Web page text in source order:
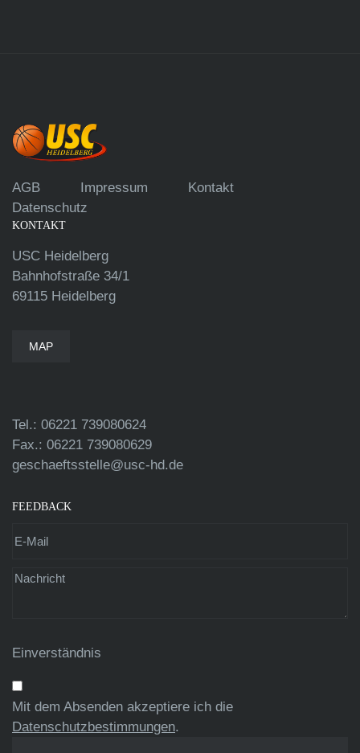
AGB Impressum
Kontakt
Datenschutz
KONTAKT
USC Heidelberg
Bahnhofstraße 34/1
69115 Heidelberg
MAP
Tel.: 06221 739080624
Fax.: 06221 739080629
geschaeftsstelle@usc-hd.de
FEEDBACK
Einverständnis
Mit dem Absenden akzeptiere ich die
Datenschutzbestimmungen.